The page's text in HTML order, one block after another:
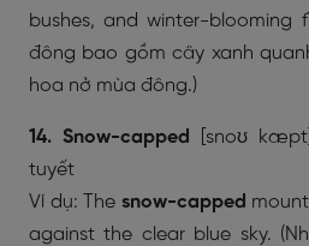
bushes, and winter-blooming
đông bao gồm cây xanh
hoa nở mùa đông.)
14. Snow-capped [snoʊ
tuyết
Ví dụ: The snow-capped
against the clear blue sky.